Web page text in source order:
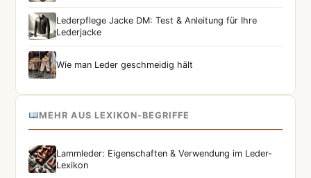
Lederpflege Jacke DM: Test & Anleitung für Ihre
Lederjacke
Wie man Leder geschmeidig hält
MEHR AUS LEXIKON-BEGRIFFE
Lammleder: Eigenschaften & Verwendung im Leder-
Lexikon